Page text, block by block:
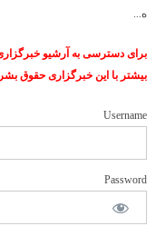
ه...
برای دسترسی به آرشیو خبرگزاری
بیشتر با این خبرگزاری حقوق
Username
Password